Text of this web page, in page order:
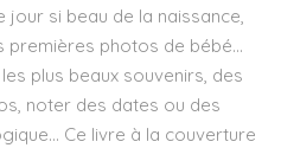
si beau de la naissance,
premières photos de bébé…
plus beaux souvenirs, des
noter des dates ou des
Ce livre à la couverture